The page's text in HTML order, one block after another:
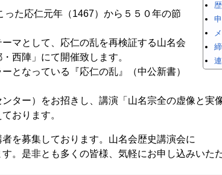
た応仁元年（1467）から５５０年の節
マとして、応仁の乱を再検証する山名会
西陣」にて開催致します。
となっている『応仁の乱』（中公新書）
ター）をお招きし、講演「山名宗全の虚像と実
おります。
を募集しております。山名会歴史講演会に
。是非とも多くの皆様、気軽にお申し込みいた